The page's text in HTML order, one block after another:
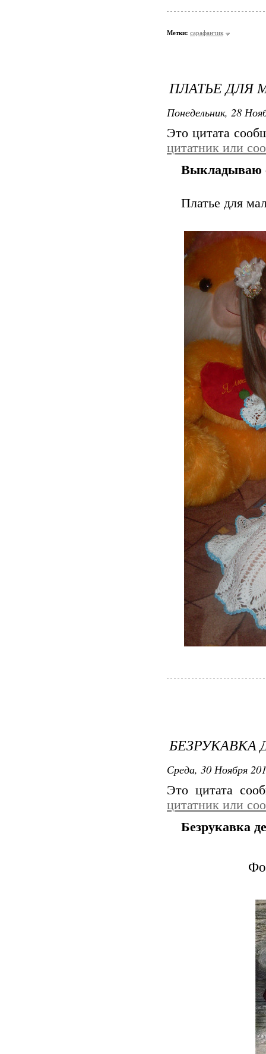
Метки: сарафанчик
ПЛАТЬЕ ДЛЯ
Понедельник, 28
Это цитата
цитатник или
Выкладываю
Платье для
БЕЗРУКАВКА
Среда, 30 Ноября
Это цитата
цитатник или
Безрукавка